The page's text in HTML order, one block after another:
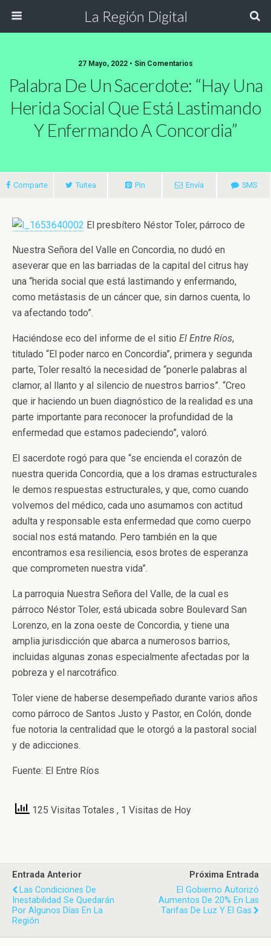
La Región Digital
27 Mayo, 2022 • Sin Comentarios
Palabra De Un Sacerdote: “Hay Una
Herida Social Que Está Lastimando
Y Enfermando A Concordia”
Comparte Tuitea Pin Envía SMS
El presbítero Néstor Toler, párroco de
Nuestra Señora del Valle en Concordia, no dudó en
aseverar que en las barriadas de la capital del citrus hay
una “herida social que está lastimando y enfermando,
como metástasis de un cáncer que, sin darnos cuenta, lo
va afectando todo”.
Haciéndose eco del informe de el sitio El Entre Ríos,
titulado “El poder narco en Concordia”, primera y segunda
parte, Toler resaltó la necesidad de “ponerle palabras al
clamor, al llanto y al silencio de nuestros barrios”. “Creo
que ir haciendo un buen diagnóstico de la realidad es una
parte importante para reconocer la profundidad de la
enfermedad que estamos padeciendo”, valoró.
El sacerdote rogó para que “se encienda el corazón de
nuestra querida Concordia, que a los dramas estructurales
le demos respuestas estructurales, y que, como cuando
volvemos del médico, cada uno asumamos con actitud
adulta y responsable esta enfermedad que como cuerpo
social nos está matando. Pero también en la que
encontramos esa resiliencia, esos brotes de esperanza
que comprometen nuestra vida”.
La parroquia Nuestra Señora del Valle, de la cual es
párroco Néstor Toler, está ubicada sobre Boulevard San
Lorenzo, en la zona oeste de Concordia, y tiene una
amplia jurisdicción que abarca a numerosos barrios,
incluidas algunas zonas especialmente afectadas por la
pobreza y el narcotráfico.
Toler viene de haberse desempeñado durante varios años
como párroco de Santos Justo y Pastor, en Colón, donde
fue notoria la centralidad que le otorgó a la pastoral social
y de adicciones.
Fuente: El Entre Ríos
125 Visitas Totales , 1 Visitas de Hoy
Entrada Anterior
Las Condiciones De
Inestabilidad Se Quedarán
Por Algunos Días En La
Región
Próxima Entrada
El Gobierno Autorizó
Aumentos De 20% En Las
Tarifas De Luz Y El Gas